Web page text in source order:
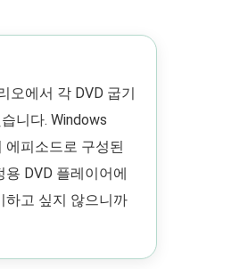
오에서 각 DVD 굽기
니다. Windows
에피소드로 구성된
DVD 플레이어에
하고 싶지 않으니까